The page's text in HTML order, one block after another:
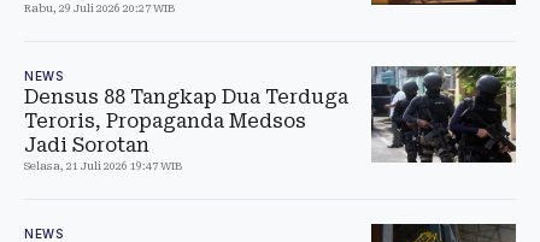
Rabu, 29 Juli 2026 20:27 WIB
NEWS
Densus 88 Tangkap Dua Terduga
Teroris, Propaganda Medsos
Jadi Sorotan
Selasa, 21 Juli 2026 19:47 WIB
NEWS